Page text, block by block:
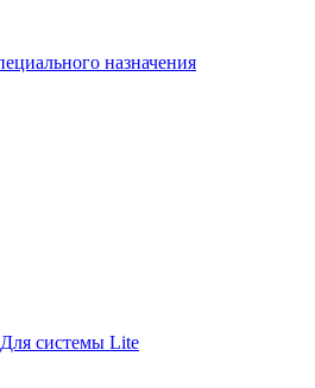
назначения
Для системы Lite